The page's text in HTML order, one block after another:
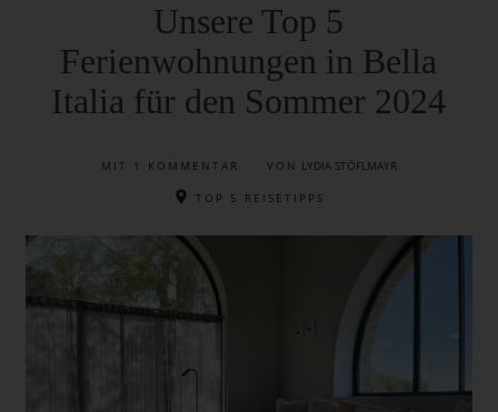
Unsere Top 5
Ferienwohnungen in Bella
Italia für den Sommer 2024
MIT 1 KOMMENTAR VON LYDIA STÖFLMAYR
TOP 5 REISETIPPS